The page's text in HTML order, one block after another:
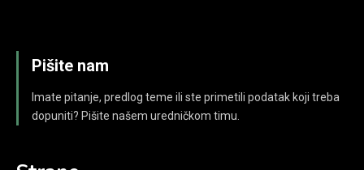
Pišite nam
Imate pitanje, predlog teme ili ste primetili podatak koji treba
dopuniti? Pišite našem uredničkom timu.